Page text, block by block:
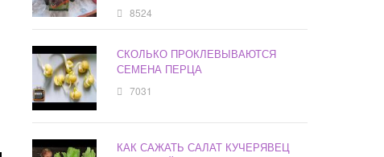
8524
СКОЛЬКО ПРОКЛЕВЫВАЮТСЯ
СЕМЕНА ПЕРЦА
7031
КАК САЖАТЬ САЛАТ КУЧЕРЯВЕЦ